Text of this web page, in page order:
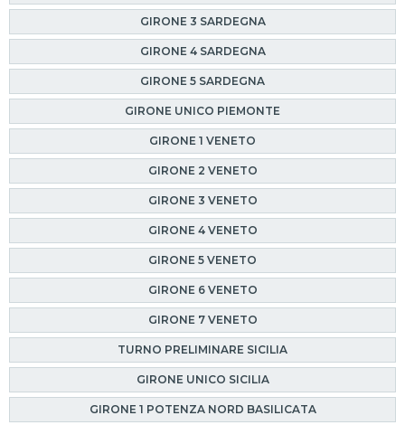
GIRONE 3 SARDEGNA
GIRONE 4 SARDEGNA
GIRONE 5 SARDEGNA
GIRONE UNICO PIEMONTE
GIRONE 1 VENETO
GIRONE 2 VENETO
GIRONE 3 VENETO
GIRONE 4 VENETO
GIRONE 5 VENETO
GIRONE 6 VENETO
GIRONE 7 VENETO
TURNO PRELIMINARE SICILIA
GIRONE UNICO SICILIA
GIRONE 1 POTENZA NORD BASILICATA